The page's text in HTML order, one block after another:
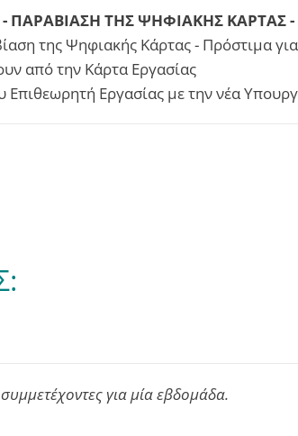
ΠΑΡΑΒΙΑΣΗ ΤΗΣ ΨΗΦΙΑΚΗΣ
της Ψηφιακής Κάρτας - Πρόστιμα
από την Κάρτα Εργασίας
Επιθεωρητή Εργασίας με την νέα
για μία εβδομάδα.